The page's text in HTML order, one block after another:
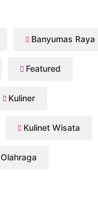
Banyumas Raya
Featured
Kuliner
Kulinet Wisata
Olahraga